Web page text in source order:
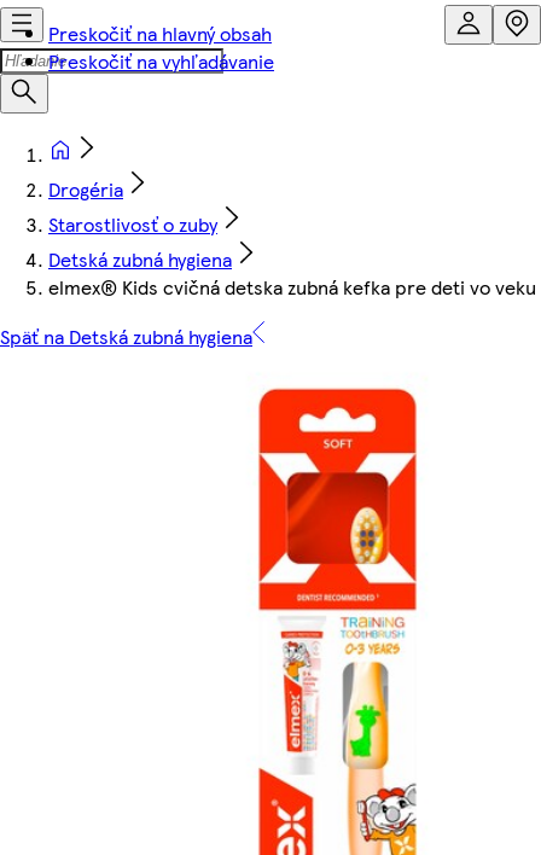
Preskočiť na hlavný obsah
Preskočiť na vyhľadávanie
Drogéria
Starostlivosť o zuby
Detská zubná hygiena
elmex® Kids cvičná detska zubná kefka pre deti vo veku
Späť na Detská zubná hygiena